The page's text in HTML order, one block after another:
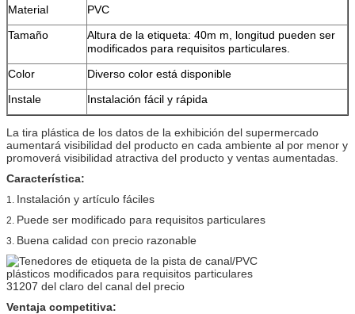
Material
PVC
Tamaño
Altura de la etiqueta: 40m m, longitud pueden ser
modificados para requisitos particulares.
Color
Diverso color está disponible
Instale
Instalación fácil y rápida
La tira plástica de los datos de la exhibición del supermercado
aumentará visibilidad del producto en cada ambiente al por menor y
promoverá visibilidad atractiva del producto y ventas aumentadas.
Característica:
1. Instalación y artículo fáciles
2. Puede ser modificado para requisitos particulares
3. Buena calidad con precio razonable
Ventaja competitiva: